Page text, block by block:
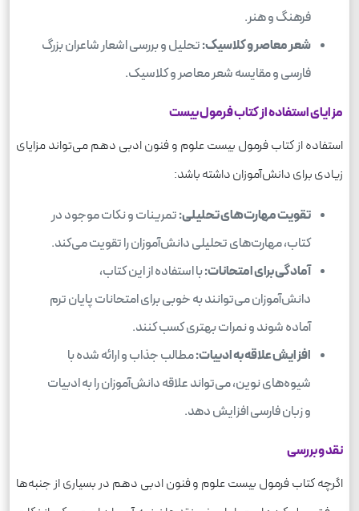
فرهنگ و هنر.
شعر معاصر و کلاسیک:تحلیل و بررسی اشعار شاعران بزرگ
فارسی و مقایسه شعر معاصر و کلاسیک.
مزایای استفاده از کتاب فرمول بیست
استفاده از کتاب فرمول بیست علوم و فنون ادبی دهم می‌تواند مزایای
زیادی برای دانش‌آموزان داشته باشد:
تقویت مهارت‌های تحلیلی:تمرینات و نکات موجود در
کتاب، مهارت‌های تحلیلی دانش‌آموزان را تقویت می‌کند.
آمادگی برای امتحانات:با استفاده از این کتاب،
دانش‌آموزان می‌توانند به خوبی برای امتحانات پایان ترم
آماده شوند و نمرات بهتری کسب کنند.
افزایش علاقه به ادبیات:مطالب جذاب و ارائه شده با
شیوه‌های نوین، می‌تواند علاقه دانش‌آموزان را به ادبیات
و زبان فارسی افزایش دهد.
نقد و بررسی
اگرچه کتاب فرمول بیست علوم و فنون ادبی دهم در بسیاری از جنبه‌ها